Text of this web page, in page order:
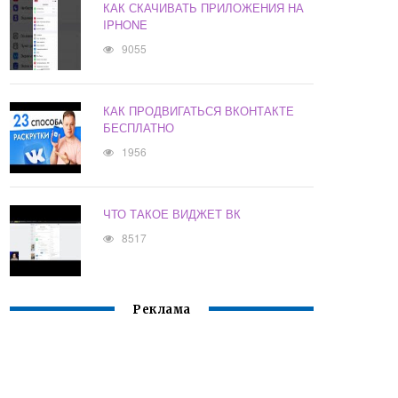
КАК СКАЧИВАТЬ ПРИЛОЖЕНИЯ НА
IPHONE
9055
КАК ПРОДВИГАТЬСЯ ВКОНТАКТЕ
БЕСПЛАТНО
1956
ЧТО ТАКОЕ ВИДЖЕТ ВК
8517
Реклама